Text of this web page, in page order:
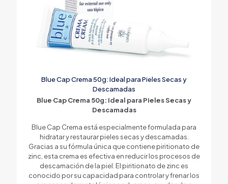
Blue Cap Crema 50g: Ideal para Pieles Secas y
Descamadas
Blue Cap Crema 50g: Ideal para Pieles Secas y
Descamadas
Blue Cap Crema está especialmente formulada para
hidratar y restaurar pieles secas y descamadas.
Gracias a su fórmula única que contiene piritionato de
zinc, esta crema es efectiva en reducir los procesos de
descamación de la piel. El piritionato de zinc es
conocido por su capacidad para controlar y frenar los